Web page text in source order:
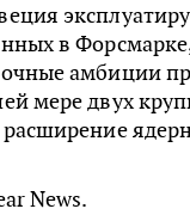
в
амбиции
мере двух
News.